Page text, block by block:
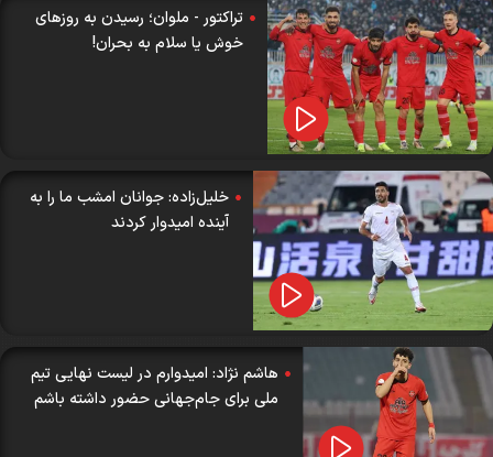
تراکتور - ملوان؛ رسیدن به روزهای
خوش یا سلام به بحران!
خلیل‌زاده: جوانان امشب ما را به
آینده امیدوار کردند
هاشم نژاد: امیدوارم در لیست نهایی تیم
ملی برای جام‌جهانی حضور داشته باشم